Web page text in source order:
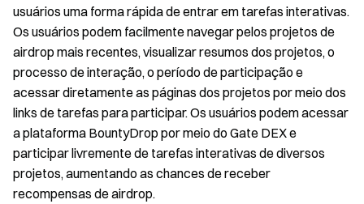
usuários uma forma rápida de entrar em tarefas interativas.
Os usuários podem facilmente navegar pelos projetos de
airdrop mais recentes, visualizar resumos dos projetos, o
processo de interação, o período de participação e
acessar diretamente as páginas dos projetos por meio dos
links de tarefas para participar. Os usuários podem acessar
a plataforma BountyDrop por meio do Gate DEX e
participar livremente de tarefas interativas de diversos
projetos, aumentando as chances de receber
recompensas de airdrop.